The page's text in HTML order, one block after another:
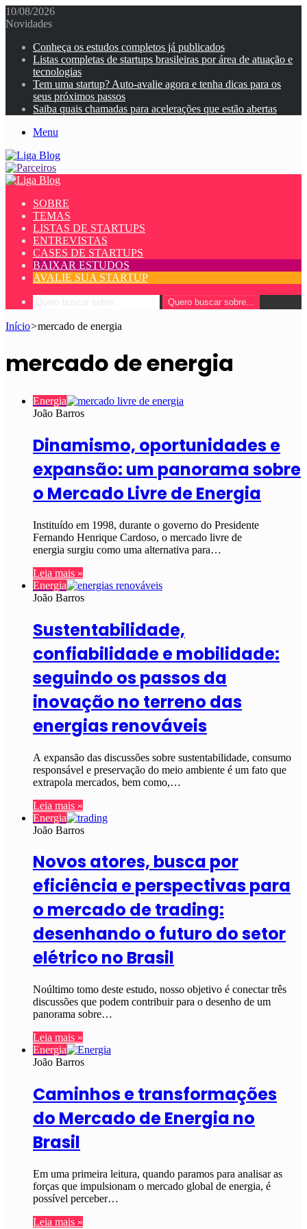
10/08/2026
Novidades
Conheça os estudos completos já publicados
Listas completas de startups brasileiras por área de atuação e
tecnologias
Tem uma startup? Auto-avalie agora e tenha dicas para os
seus próximos passos
Saiba quais chamadas para acelerações que estão abertas
Menu
SOBRE
TEMAS
LISTAS DE STARTUPS
ENTREVISTAS
CASES DE STARTUPS
BAIXAR ESTUDOS
AVALIE SUA STARTUP
Quero buscar sobre...
Início>mercado de energia
mercado de energia
Energia
João Barros
Dinamismo, oportunidades e
expansão: um panorama sobre
o Mercado Livre de Energia
Instituído em 1998, durante o governo do Presidente
Fernando Henrique Cardoso, o mercado livre de
energia surgiu como uma alternativa para…
Leia mais »
Energia
João Barros
Sustentabilidade,
confiabilidade e mobilidade:
seguindo os passos da
inovação no terreno das
energias renováveis
A expansão das discussões sobre sustentabilidade, consumo
responsável e preservação do meio ambiente é um fato que
extrapola mercados, bem como,…
Leia mais »
Energia
João Barros
Novos atores, busca por
eficiência e perspectivas para
o mercado de trading:
desenhando o futuro do setor
elétrico no Brasil
Noúltimo tomo deste estudo, nosso objetivo é conectar três
discussões que podem contribuir para o desenho de um
panorama sobre…
Leia mais »
Energia
João Barros
Caminhos e transformações
do Mercado de Energia no
Brasil
Em uma primeira leitura, quando paramos para analisar as
forças que impulsionam o mercado global de energia, é
possível perceber…
Leia mais »